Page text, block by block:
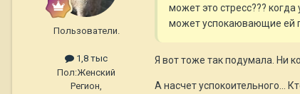
Пользователи.
1,8 тыс
Пол:Женский
Регион,
может это стресс???
может успокаювающие ей
Я вот тоже так подумала. Ни
А насчет успокоительного...